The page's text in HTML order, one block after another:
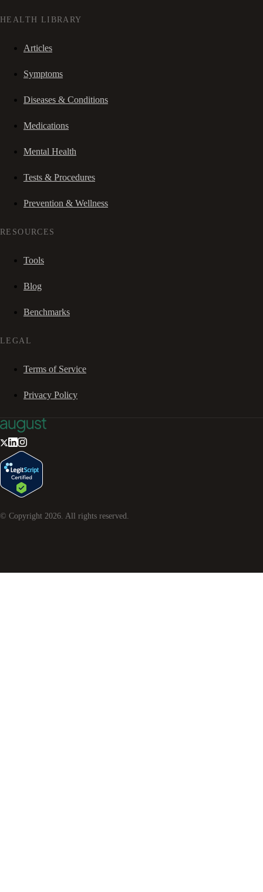
HEALTH LIBRARY
Articles
Symptoms
Diseases & Conditions
Medications
Mental Health
Tests & Procedures
Prevention & Wellness
RESOURCES
Tools
Blog
Benchmarks
LEGAL
Terms of Service
Privacy Policy
© Copyright 2026 . All rights reserved.